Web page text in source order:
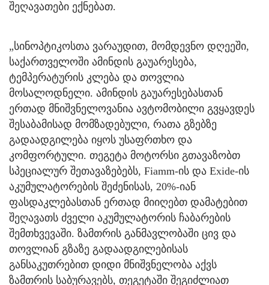
შეღავათები ექნებათ.
„სინოპტიკოსთა ვარაუდით, მომდევნო დღეეში,
საქართველოში ამინდის გაუარესება,
ტემპერატურის კლება და თოვლია
მოსალოდნელი. ამინდის გაუარესებასთან
ერთად მნიშვნელოვანია ავტომობილი გვყავდეს
შესაბამისად მომზადებული, რათა გზებზე
გადაადგილება იყოს უსაფრთხო და
კომფორტული. თეგეტა მოტორსი გთავაზობთ
სპეციალურ შეთავაზებებს, Fiamm-ის და Exide-ის
აკუმულატორების შეძენისას, 20%-იან
ფასდაკლებასთან ერთად მიიღებთ დამატებით
შეღავათს ძველი აკუმულატორის ჩაბარების
შემთხვევაში. ზამთრის განმავლობაში ცივ და
თოვლიან გზაზე გადაადგილებისას
განსაკუთრებით დიდი მნიშვნელობა აქვს
ზამთრის საბურავებს, თეგეტაში შეგიძლიათ